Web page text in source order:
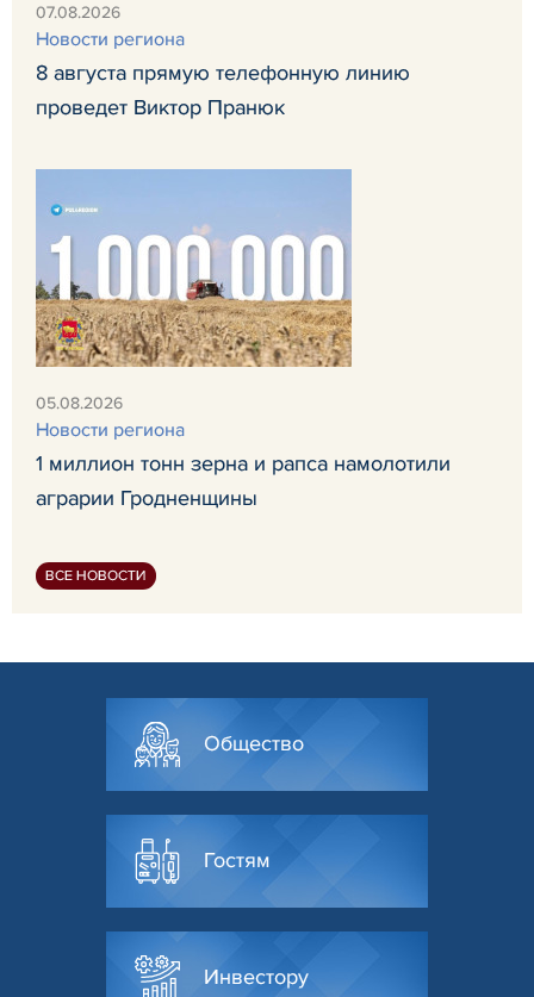
07.08.2026
Новости региона
8 августа прямую телефонную линию
проведет Виктор Пранюк
05.08.2026
Новости региона
1 миллион тонн зерна и рапса намолотили
аграрии Гродненщины
ВСЕ НОВОСТИ
Общество
Гостям
Инвестору